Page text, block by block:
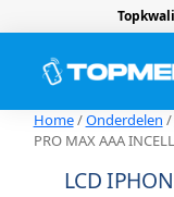
Home/Onderdelen /
PRO MAX AAA INCELL
LCD